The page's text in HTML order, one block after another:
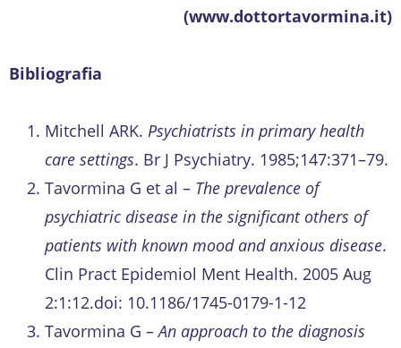
(www.dottortavormina.it)
Bibliografia
Mitchell ARK. Psychiatrists in primary health
care settings. Br J Psychiatry. 1985;147:371–79.
Tavormina G et al – The prevalence of
psychiatric disease in the significant others of
patients with known mood and anxious disease.
Clin Pract Epidemiol Ment Health. 2005 Aug
2:1:12.doi: 10.1186/1745-0179-1-12
Tavormina G –An approach to the diagnosis